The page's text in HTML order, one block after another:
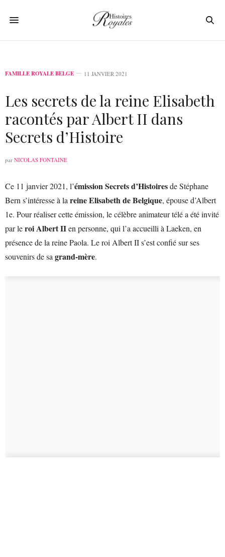
FAMILLE ROYALE BELGE 11 JANVIER 2021
Les secrets de la reine Elisabeth
racontés par Albert II dans
Secrets d’Histoire
par NICOLAS FONTAINE
Ce 11 janvier 2021, l’émission Secrets d’Histoiresde Stéphane
Bern s’intéresse à la reine Elisabeth de Belgique, épouse d’Albert
1e. Pour réaliser cette émission, le célèbre animateur télé a été invité
par leroi Albert IIen personne, qui l’a accueilli à Laeken, en
présence de la reine Paola. Le roi Albert II s’est confié sur ses
souvenirs de sa grand-mère.